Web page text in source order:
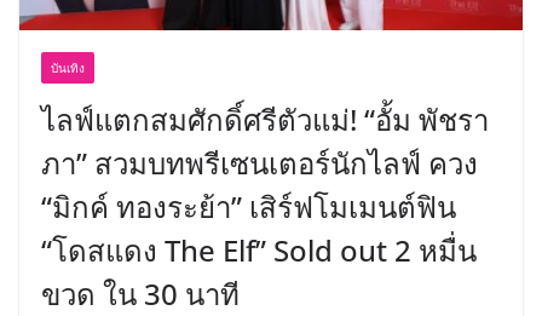
บันเทิง
ไลฟ์แตกสมศักดิ์ศรีตัวแม่! “อั้ม พัชรา
ภา” สวมบทพรีเซนเตอร์นักไลฟ์ ควง
“มิกค์ ทองระย้า” เสิร์ฟโมเมนต์ฟิน
“โดสแดง The Elf” Sold out 2 หมื่น
ขวด ใน 30 นาที